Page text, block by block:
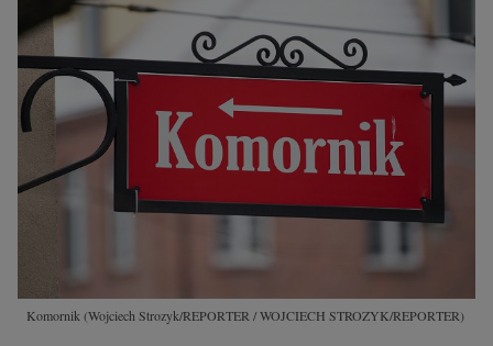
Komornik(Wojciech Strozyk/REPORTER / WOJCIECH STROZYK/REPORTER)